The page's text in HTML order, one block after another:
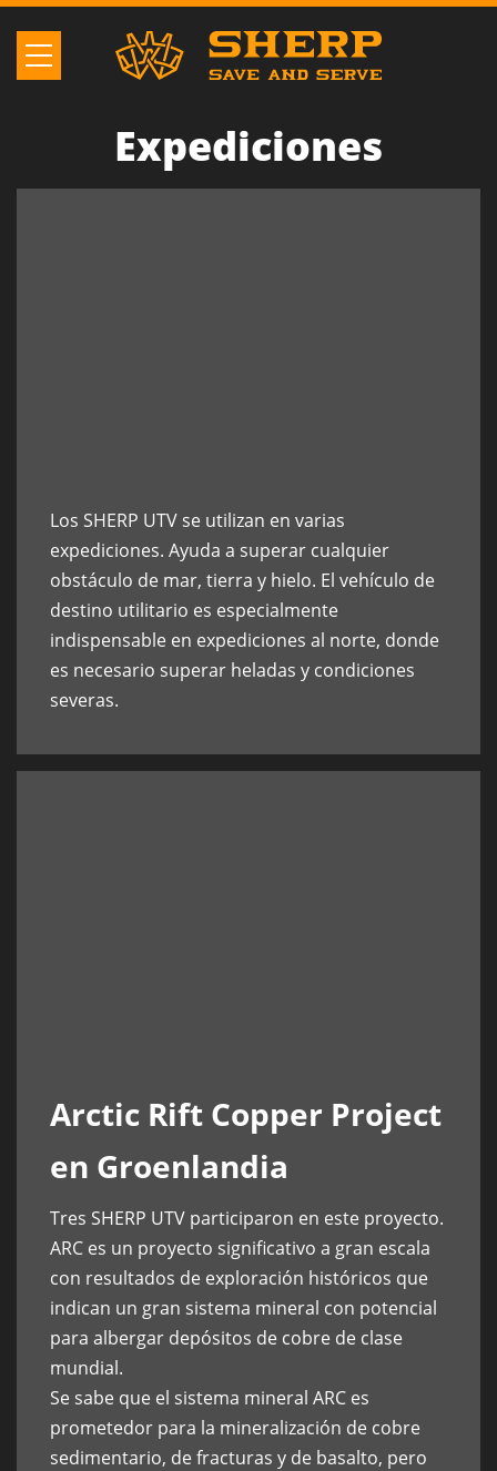
Expediciones
Los SHERP UTV se utilizan en varias
expediciones. Ayuda a superar cualquier
obstáculo de mar, tierra y hielo. El vehículo de
destino utilitario es especialmente
indispensable en expediciones al norte, donde
es necesario superar heladas y condiciones
severas.
Arctic Rift Copper Project
en Groenlandia
Tres SHERP UTV participaron en este proyecto.
ARC es un proyecto significativo a gran escala
con resultados de exploración históricos que
indican un gran sistema mineral con potencial
para albergar depósitos de cobre de clase
mundial.
Se sabe que el sistema mineral ARC es
prometedor para la mineralización de cobre
sedimentario, de fracturas y de basalto, pero